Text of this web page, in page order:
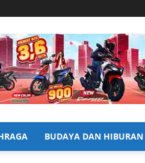
BUDAYA DAN HIBURAN